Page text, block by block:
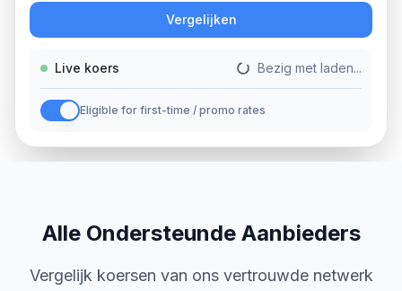
Vergelijken
Live koers Bezig met laden...
Eligible for first-time / promo rates
Alle Ondersteunde Aanbieders
Vergelijk koersen van ons vertrouwde netwerk